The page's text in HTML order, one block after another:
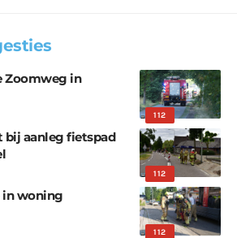
112
Zoomweg in
112
bij aanleg fietspad
112
in woning